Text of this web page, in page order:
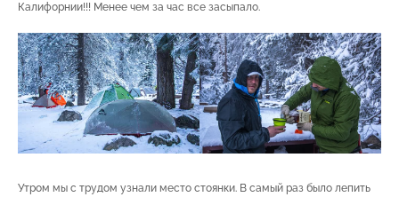
Калифорнии!!! Менее чем за час все засыпало.
Утром мы с трудом узнали место стоянки. В самый раз было лепить